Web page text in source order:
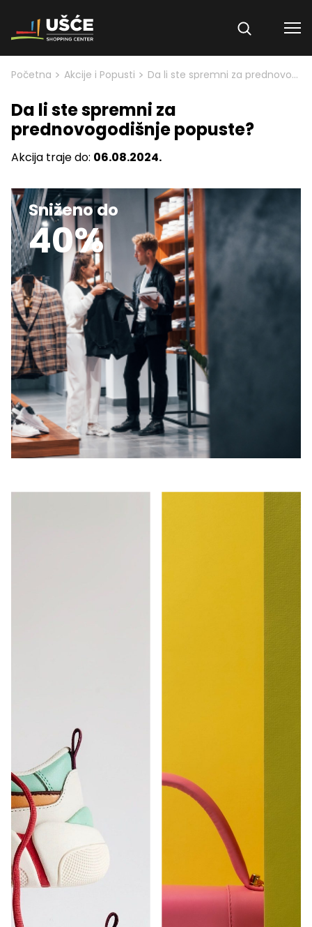
Skip to content
Početna > Akcije i Popusti > Da li ste spremni za prednovogodišnje popuste?
Da li ste spremni za
prednovogodišnje popuste?
Akcija traje do: 06.08.2024.
Sniženo do
40%